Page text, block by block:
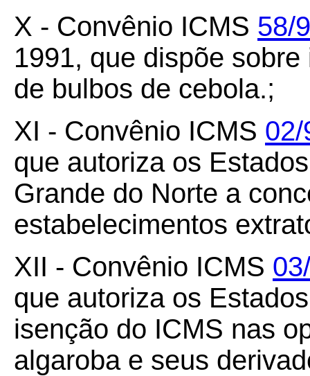
X - Convênio ICMS 58/
1991, que dispõe
de bulbos de cebola.;
XI - Convênio ICMS 02/
que autoriza os
Grande do Norte a
estabelecimentos
XII - Convênio ICMS
que autoriza os
isenção do ICMS nas
algaroba e seus